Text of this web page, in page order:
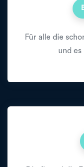
Für alle die
und